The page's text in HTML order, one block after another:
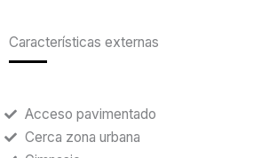
Características externas
Acceso pavimentado
Cerca zona urbana